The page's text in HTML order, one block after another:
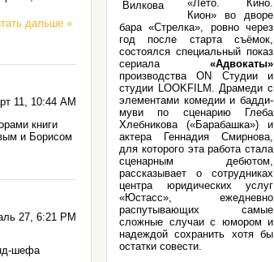
дальше »
11, 10:44 AM
книги
и Борисом
27, 6:21 PM
шефа
«Лето. Кино.
Кион» во дворе
бара «Стрелка», ровно через
год после старта съёмок,
состоялся специальный показ
сериала «Адвокаты»
производства ON Студии и
студии LOOKFILM. Драмеди с
элементами комедии и бадди-
муви по сценарию Глеба
Хлебникова («Барабашка») и
актера Геннадия Смирнова,
для которого эта работа стала
сценарным дебютом,
рассказывает о сотрудниках
центра юридических услуг
«Юстасс», ежедневно
распутывающих самые
сложные случаи с юмором и
надеждой сохранить хотя бы
остатки совести.